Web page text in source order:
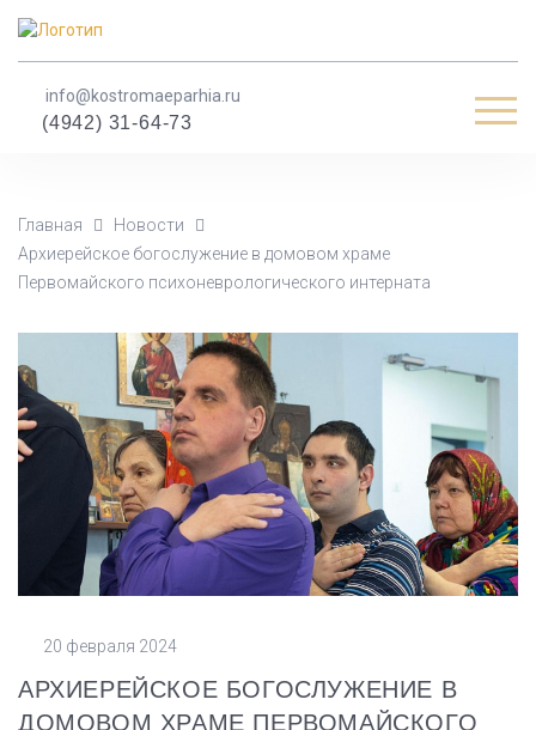
info@kostromaeparhia.ru
(4942) 31-64-73
Главная
Новости
Архиерейское богослужение в домовом храме
Первомайского психоневрологического интерната
20 февраля 2024
АРХИЕРЕЙСКОЕ БОГОСЛУЖЕНИЕ В
ДОМОВОМ ХРАМЕ ПЕРВОМАЙСКОГО